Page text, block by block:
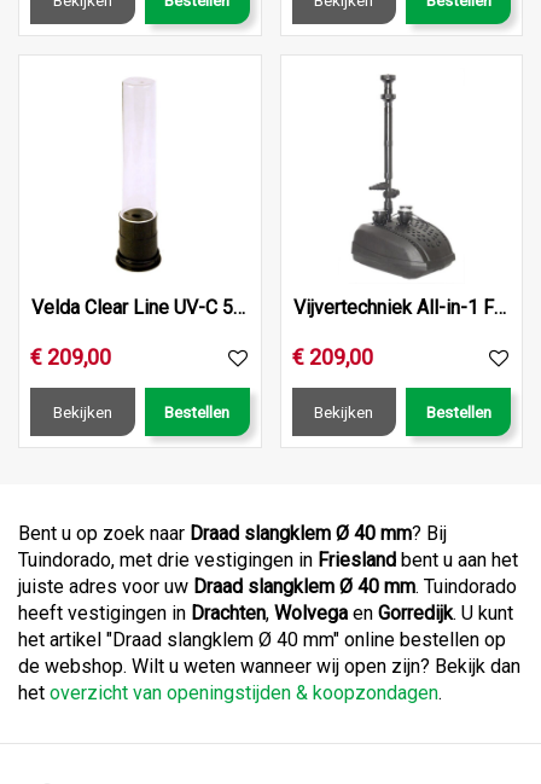
Velda Clear Line UV-C 55 Watt
€ 209,00
Bekijken Bestellen
Vijvertechniek All-in-1 Filter Fountain
€ 209,00
Bekijken Bestellen
Bent u op zoek naar Draad slangklem Ø 40 mm? Bij
Tuindorado, met drie vestigingen in Friesland bent u aan het
juiste adres voor uw Draad slangklem Ø 40 mm. Tuindorado
heeft vestigingen in Drachten, Wolvega en Gorredijk. U kunt
het artikel "Draad slangklem Ø 40 mm" online bestellen op
de webshop. Wilt u weten wanneer wij open zijn? Bekijk dan
het overzicht van openingstijden & koopzondagen.